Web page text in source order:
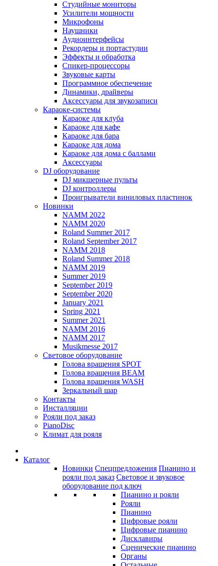
Студийные мониторы
Усилители мощности
Микрофоны
Наушники
Аудиоинтерфейсы
Рекордеры и портастудии
Эффекты и обработка
Спикер-процессоры
Звуковые карты
Программное обеспечение
Динамики, драйверы
Аксессуары для звукозаписи
Караоке-системы
Караоке для клуба
Караоке для кафе
Караоке для бара
Караоке для дома
Караоке для дома с баллами
Аксессуары
DJ оборудование
DJ микшерные пульты
DJ контроллеры
Проигрыватели виниловых пластинок
Новинки
NAMM 2022
NAMM 2020
Roland Summer 2017
Roland September 2017
NAMM 2018
Roland Summer 2018
NAMM 2019
Summer 2019
September 2019
September 2020
January 2021
Spring 2021
Summer 2021
NAMM 2016
NAMM 2017
Musikmesse 2017
Световое оборудование
Голова вращения SPOT
Голова вращения BEAM
Голова вращения WASH
Зеркальный шар
Контакты
Инсталляции
Рояли под заказ
PianoDisc
Климат для рояля
Каталог
Новинки Спецпредложения Пианино и
рояли под заказ Световое и звуковое
оборудование под ключ
Пианино и рояли
Рояли
Пианино
Цифровые рояли
Цифровые пианино
Дисклавиры
Сценические пианино
Органы